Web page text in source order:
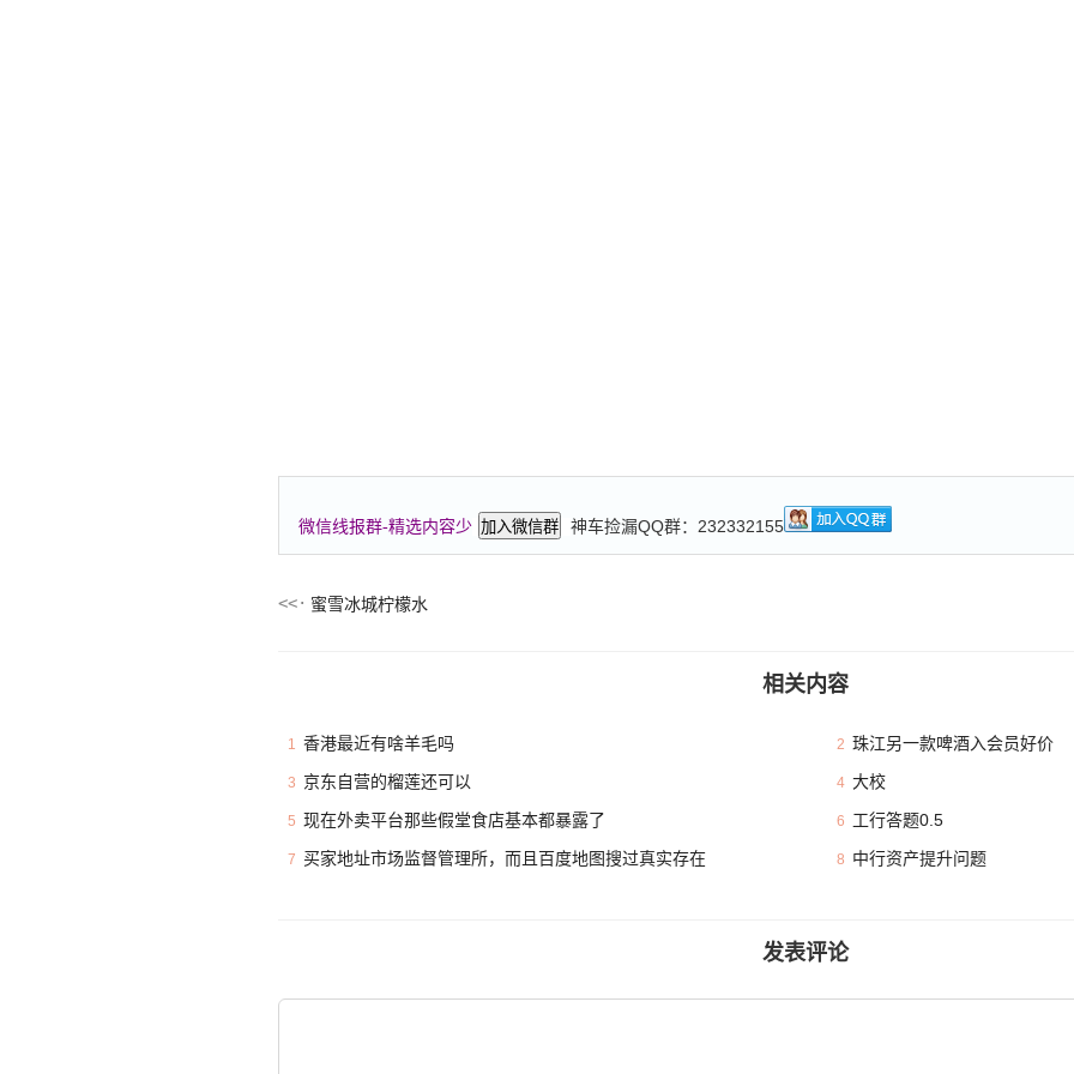
微信线报群-精选内容少 加入微信群 神车捡漏QQ群：232332155
蜜雪冰城柠檬水
相关内容
1 香港最近有啥羊毛吗 2 珠江另一款啤酒入会员好价
3 京东自营的榴莲还可以 4 大校
5 现在外卖平台那些假堂食店基本都暴露了 6 工行答题0.5
7 买家地址市场监督管理所，而且百度地图搜过真实存在 8 中行资产提升问题
发表评论